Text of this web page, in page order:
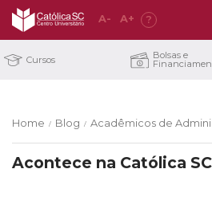
A- A+ ?
Cursos Bolsas e
Home / Blog / Acadêmicos de
Acontece na Católica SC